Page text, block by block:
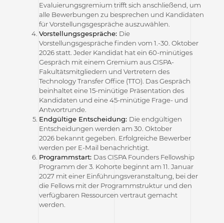
Evaluierungsgremium trifft sich anschließend, um
alle Bewerbungen zu besprechen und Kandidaten
für Vorstellungsgespräche auszuwählen.
Vorstellungsgespräche: Die
Vorstellungsgespräche finden vom 1.-30. Oktober
2026 statt. Jeder Kandidat hat ein 60-minütiges
Gespräch mit einem Gremium aus CISPA-
Fakultätsmitgliedern und Vertretern des
Technology Transfer Office (TTO). Das Gespräch
beinhaltet eine 15-minütige Präsentation des
Kandidaten und eine 45-minütige Frage- und
Antwortrunde.
Endgültige Entscheidung: Die endgültigen
Entscheidungen werden am 30. Oktober
2026 bekannt gegeben. Erfolgreiche Bewerber
werden per E-Mail benachrichtigt.
Programmstart: Das CISPA Founders Fellowship
Programm der 3. Kohorte beginnt am 11. Januar
2027 mit einer Einführungsveranstaltung, bei der
die Fellows mit der Programmstruktur und den
verfügbaren Ressourcen vertraut gemacht
werden.